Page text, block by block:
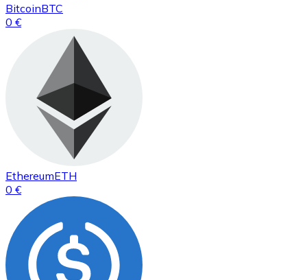
BitcoinBTC
0 €
EthereumETH
0 €